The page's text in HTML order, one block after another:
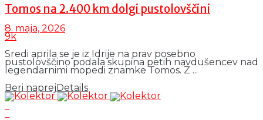
Tomos na 2.400 km dolgi pustolovščini
8. maja, 2026
9k
Sredi aprila se je iz Idrije na prav posebno
pustolovščino podala skupina petih navdušencev nad
legendarnimi mopedi znamke Tomos. Z ...
Beri naprej Details